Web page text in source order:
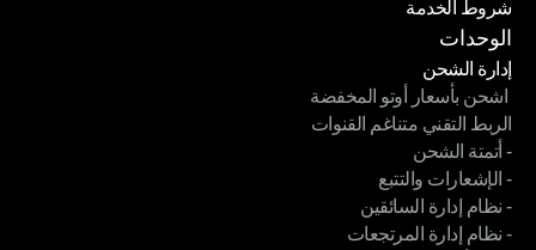
سياسة الخصوصية
شروط الخدمة
شروط الخدمة
الوحدات
إدارة الشحن
إدارة الشحن
اشحن بأسعار أوتو المخفضة
اشحن بأسعار أوتو المخفضة
الربط التقني متناغم القنوات
الربط التقني متناغم القنوات
- أتمتة الشحن
- أتمتة الشحن
- الإشعارات والتتبع
- الإشعارات والتتبع
- نظام إدارة السائقين
- نظام إدارة السائقين
- نظام إدارة المرتجعات